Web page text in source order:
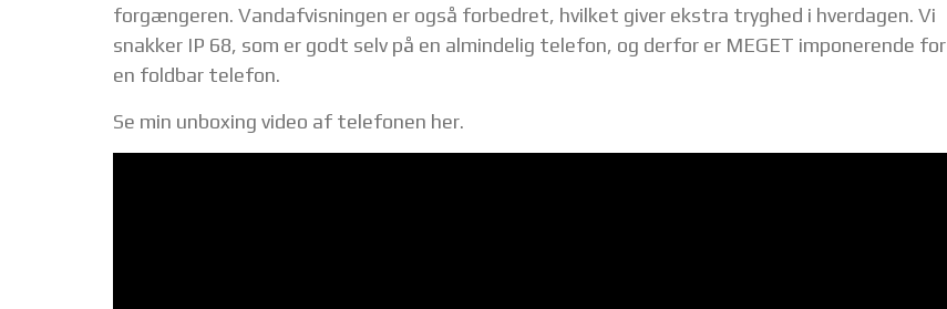
forgængeren. Vandafvisningen er også forbedret, hvilket giver ekstra tryghed i hverdagen. Vi
snakker IP 68, som er godt selv på en almindelig telefon, og derfor er MEGET imponerende for
en foldbar telefon.
Se min unboxing video af telefonen her.